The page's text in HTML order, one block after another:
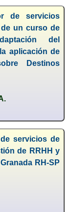
de servicios
un curso de
del
aplicación de
Destinos
servicios de
de RRHH y
RH-SP